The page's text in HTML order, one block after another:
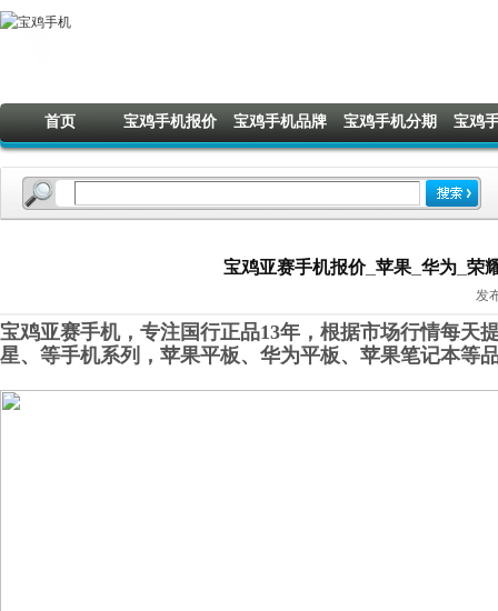
首页 宝鸡手机报价 宝鸡手机品牌 宝鸡手机分期 宝鸡
宝鸡亚赛手机报价_苹果_华为_荣
发
宝鸡亚赛手机，专注国行正品13年，根据市场行情每天
星、 等手机系列，苹果平板、华为平板、 苹果笔记本等